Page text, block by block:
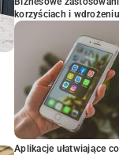
korzyściach i wdrożeniu
Aplikacje ułatwiające